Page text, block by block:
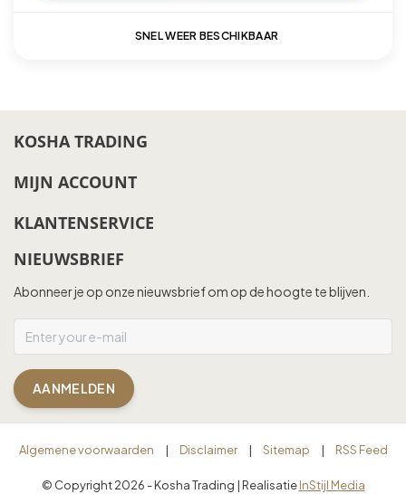
SNEL WEER BESCHIKBAAR
KOSHA TRADING
MIJN ACCOUNT
KLANTENSERVICE
NIEUWSBRIEF
Abonneer je op onze nieuwsbrief om op de hoogte te blijven.
AANMELDEN
Algemene voorwaarden | Disclaimer | Sitemap | RSS Feed
© Copyright 2026 - Kosha Trading | Realisatie InStijl Media